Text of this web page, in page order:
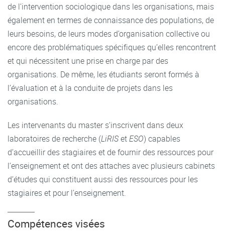
de l’intervention sociologique dans les organisations, mais
également en termes de connaissance des populations, de
leurs besoins, de leurs modes d’organisation collective ou
encore des problématiques spécifiques qu’elles rencontrent
et qui nécessitent une prise en charge par des
organisations. De même, les étudiants seront formés à
l’évaluation et à la conduite de projets dans les
organisations.
Les intervenants du master s’inscrivent dans deux
laboratoires de recherche (LiRISetESO) capables
d’accueillir des stagiaires et de fournir des ressources pour
l’enseignement et ont des attaches avec plusieurs cabinets
d’études qui constituent aussi des ressources pour les
stagiaires et pour l’enseignement.
Compétences visées